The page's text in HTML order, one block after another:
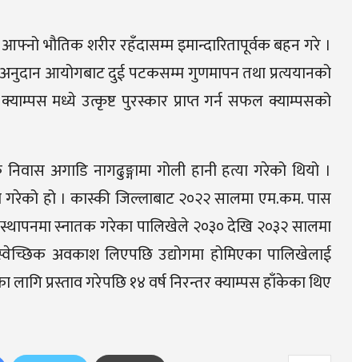
भौतिक शरीर रहँदासम्म इमान्दारितापूर्वक बहन गरे ।
अनुदान आयोगबाट दुई पटकसम्म गुणमापन तथा प्रत्ययानको
मध्ये उत्कृष्ट पुरस्कार प्राप्त गर्न सफल क्याम्पसको
अगाडि नागढुङ्गामा गोली हानी हत्या गरेको थियो ।
हो । कास्की जिल्लाबाट २०२२ सालमा एम.कम. पास
स्नातक गरेका पालिखेले २०३० देखि २०३२ सालमा
अवकाश लिएपछि उद्योगमा होमिएका पालिखेलाई
प्रस्ताव गरेपछि १४ वर्ष निरन्तर क्याम्पस हाँकेका थिए